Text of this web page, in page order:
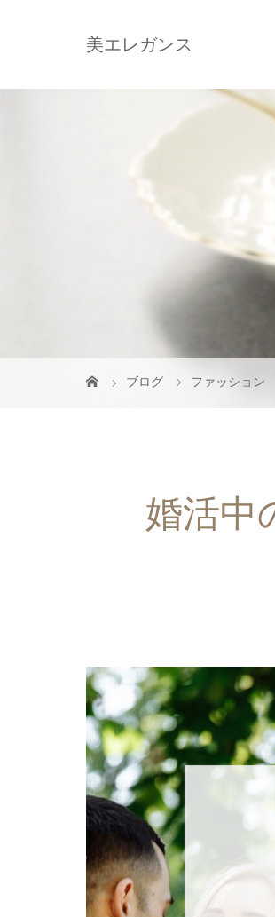
美エレガンス
ブログ ファッション
婚活中